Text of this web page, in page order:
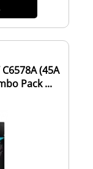
(45A
Pack ...